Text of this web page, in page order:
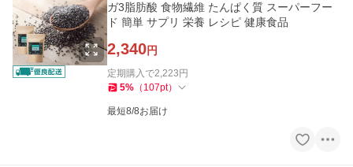
ガ3脂肪酸 食物繊維 たんぱく質 スーパーフー
ド 簡単 サプリ 栄養 レシピ 健康食品
2,340円
定期購入で2,223 円
5% （ 107pt）
最短8/8お届け